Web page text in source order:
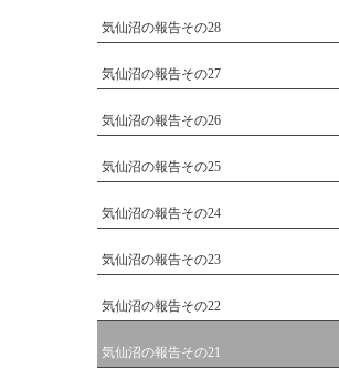
気仙沼の報告その28
気仙沼の報告その27
気仙沼の報告その26
気仙沼の報告その25
気仙沼の報告その24
気仙沼の報告その23
気仙沼の報告その22
気仙沼の報告その21